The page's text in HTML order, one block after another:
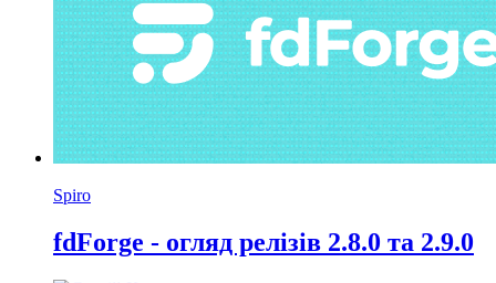
Spiro
fdForge - огляд релізів 2.8.0 та 2.9.0